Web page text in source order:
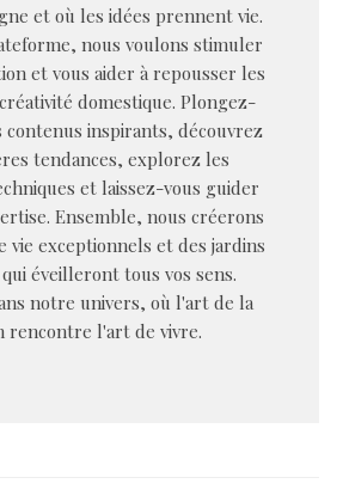
et où les idées prennent vie.
nous voulons stimuler
et vous aider à repousser les
domestique. Plongez-
contenus inspirants, découvrez
tendances, explorez les
et laissez-vous guider
Ensemble, nous créerons
vie exceptionnels et des jardins
éveilleront tous vos sens.
notre univers, où l'art de la
rencontre l'art de vivre.